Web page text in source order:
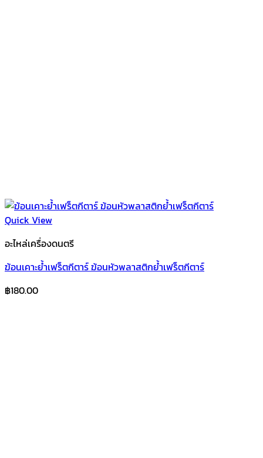
Quick View
อะไหล่เครื่องดนตรี
ฆ้อนเคาะย้ำเฟร็ตกีตาร์ ฆ้อนหัวพลาสติกย้ำเฟร็ตกีตาร์
฿180.00